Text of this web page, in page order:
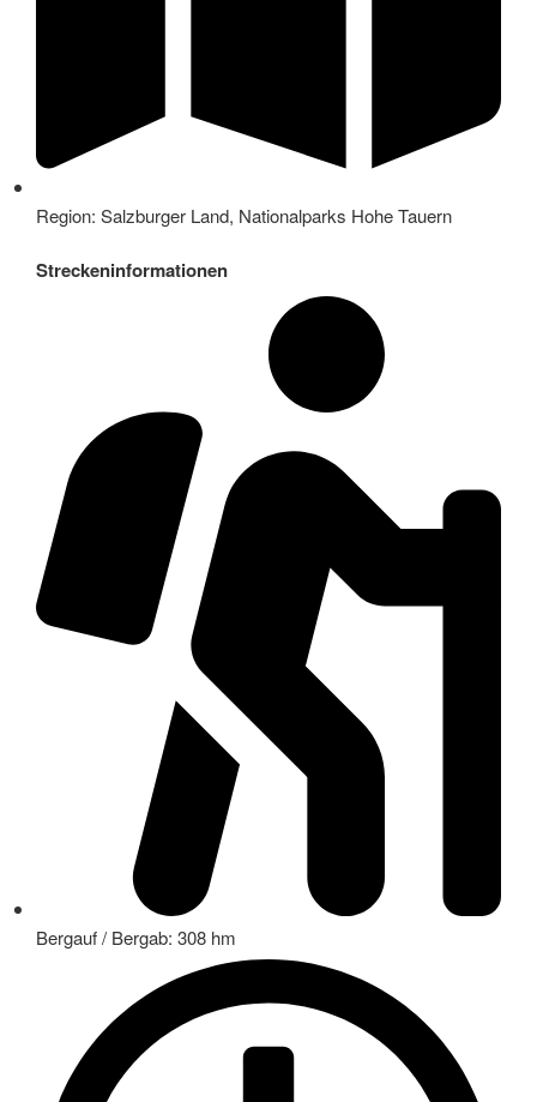
Region: Salzburger Land, Nationalparks Hohe Tauern
Streckeninformationen
Bergauf / Bergab: 308 hm